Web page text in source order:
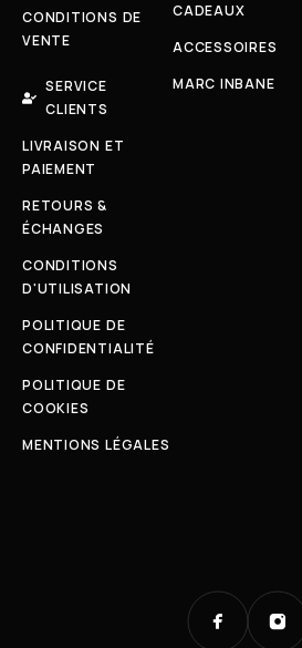
CONDITIONS DE
VENTE
SERVICE
CLIENTS
LIVRAISON ET
PAIEMENT
RETOURS &
ÉCHANGES
CONDITIONS
D'UTILISATION
POLITIQUE DE
CONFIDENTIALITÉ
POLITIQUE DE
COOKIES
MENTIONS LÉGALES
CADEAUX
ACCESSOIRES
MARC INBANE